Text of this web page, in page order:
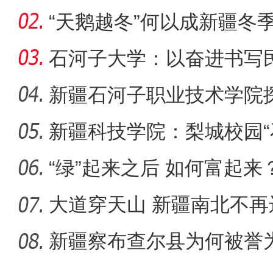
新疆4000亩沙漠盐
一部交
“天鹅越冬”何以成新疆冬
石河子大学：以奋进书写
新疆石河子职业技术学院
同体意
新疆科技学院：梨城校园
绘“同心
“绿”起来之后 如何富起来
大道穿天山 新疆南北不
新疆察布查尔县为何被誉